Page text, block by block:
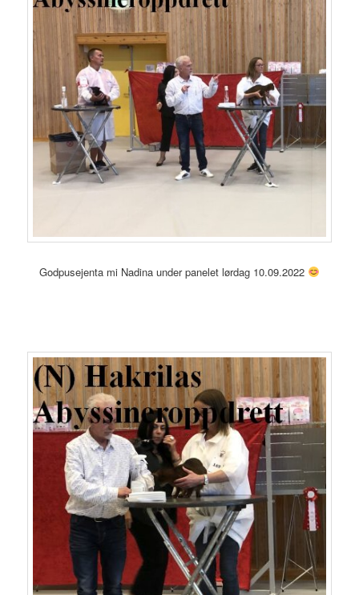
Godpusejenta mi Nadina under panelet lørdag 10.09.2022